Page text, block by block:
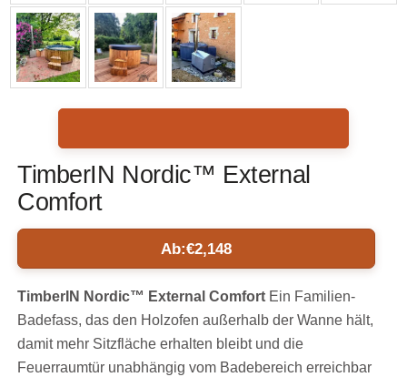
TimberIN Nordic™ External
Comfort
Ab:€2,148
TimberIN Nordic™ External ComfortEin Familien-
Badefass, das den Holzofen außerhalb der Wanne hält,
damit mehr Sitzfläche erhalten bleibt und die
Feuerraumtür unabhängig vom Badebereich erreichbar